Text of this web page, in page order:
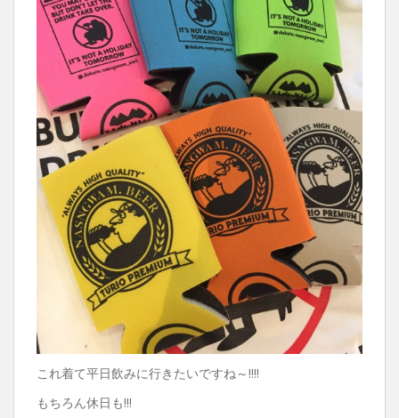
これ着て平日飲みに行きたいですね～!!!!
もちろん休日も!!!